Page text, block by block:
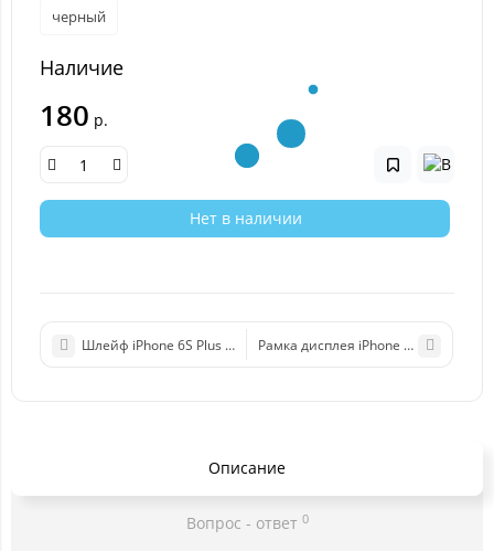
черный
Наличие
180 р.
Нет в наличии
Шлейф iPhone 6S Plus на кнопки громкости/блокировки
Рамка дисплея iPhone 6S Plus
Описание
Вопрос - ответ 0